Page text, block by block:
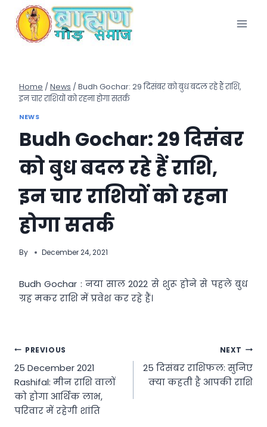
content
Home / News / Budh Gochar: 29 दिसंबर को बुध बदल रहे हैं राशि,
इन चार राशियों को रहना होगा सतर्क
NEWS
Budh Gochar: 29 दिसंबर
को बुध बदल रहे हैं राशि,
इन चार राशियों को रहना
होगा सतर्क
By December 24, 2021
Budh Gochar : नया साल 2022 से शुरू होने से पहले बुध
ग्रह मकर राशि में प्रवेश कर रहे हैं।
Post
navigation
PREVIOUS
25 December 2021
Rashifal: मीन राशि वालों
को होगा आर्थिक लाभ,
परिवार में रहेगी शांति
NEXT
25 दिसंबर राशिफल: सुनिए
क्या कहती है आपकी राशि